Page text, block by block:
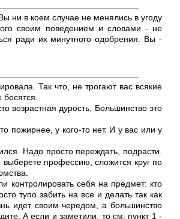
ни в коем случае не менялись в угоду
своим поведением и словами - не
ради их минутного одобрения. Вы -
Так что, не трогают вас всякие
возрастная дурость. Большинство это
пожирнее, у кого-то нет. И у вас или у
Надо просто переждать, подрасти.
профессию, сложится круг по
контролировать себя на предмет: кто
тупо забить на все и делать так как
идет своим чередом, а большинство
А если и заметили, то см. пункт 1 -